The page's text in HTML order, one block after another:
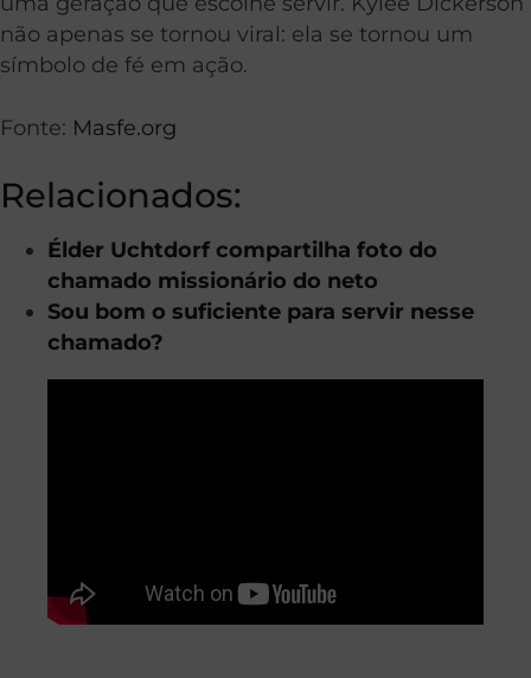
não apenas se tornou viral: ela se tornou um
símbolo de fé em ação.
Fonte: Masfe.org
Relacionados:
Élder Uchtdorf compartilha foto do
chamado missionário do neto
Sou bom o suficiente para servir nesse
chamado?